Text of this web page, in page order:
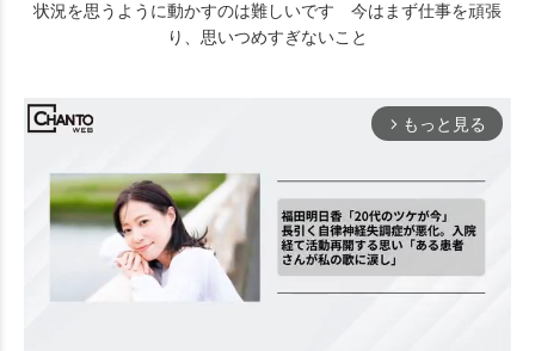
状況を思うように動かすのは難しいです 今はまず仕事を頑張
り、思いつめすぎないこと
arrow_forward_ios もっと見る